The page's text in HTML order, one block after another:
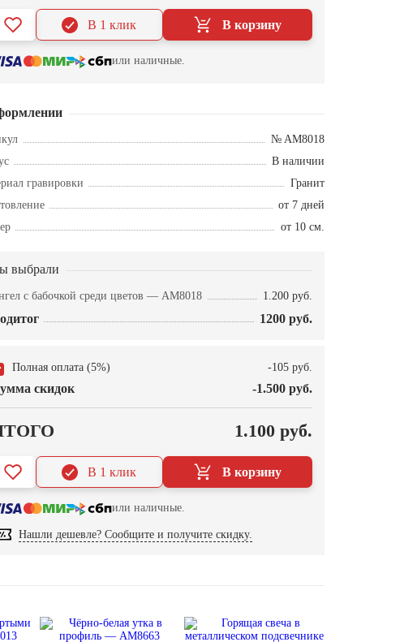
В корзину
В 1 клик
или наличные.
№ AM8018
В наличии
гравировки
Гранит
от 7 дней
от 10 см.
выбрали
с бабочкой среди цветов — AM8018 1.200 руб.
1200 руб.
Полная оплата (5%) -105 руб.
скидок -1.500 руб.
1.100 руб.
В корзину
В 1 клик
или наличные.
Нашли дешевле? Сообщите и получите скидку.